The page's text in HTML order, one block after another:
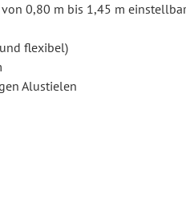
0,80 m bis 1,45 m
flexibel)
Alustielen